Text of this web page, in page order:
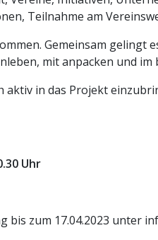
Teilnahme am
Gemeinsam gelingt
mit anpacken und im
aktiv in das Projekt
Uhr
bis zum 17.04.2023 unter